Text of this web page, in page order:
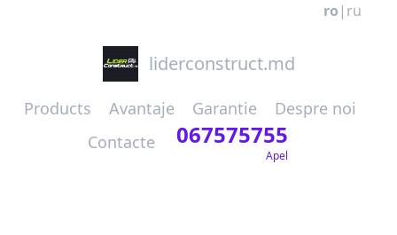
ro | ru
liderconstruct.md
Products Avantaje Garantie
Despre noi
Contacte
067575755
Apel